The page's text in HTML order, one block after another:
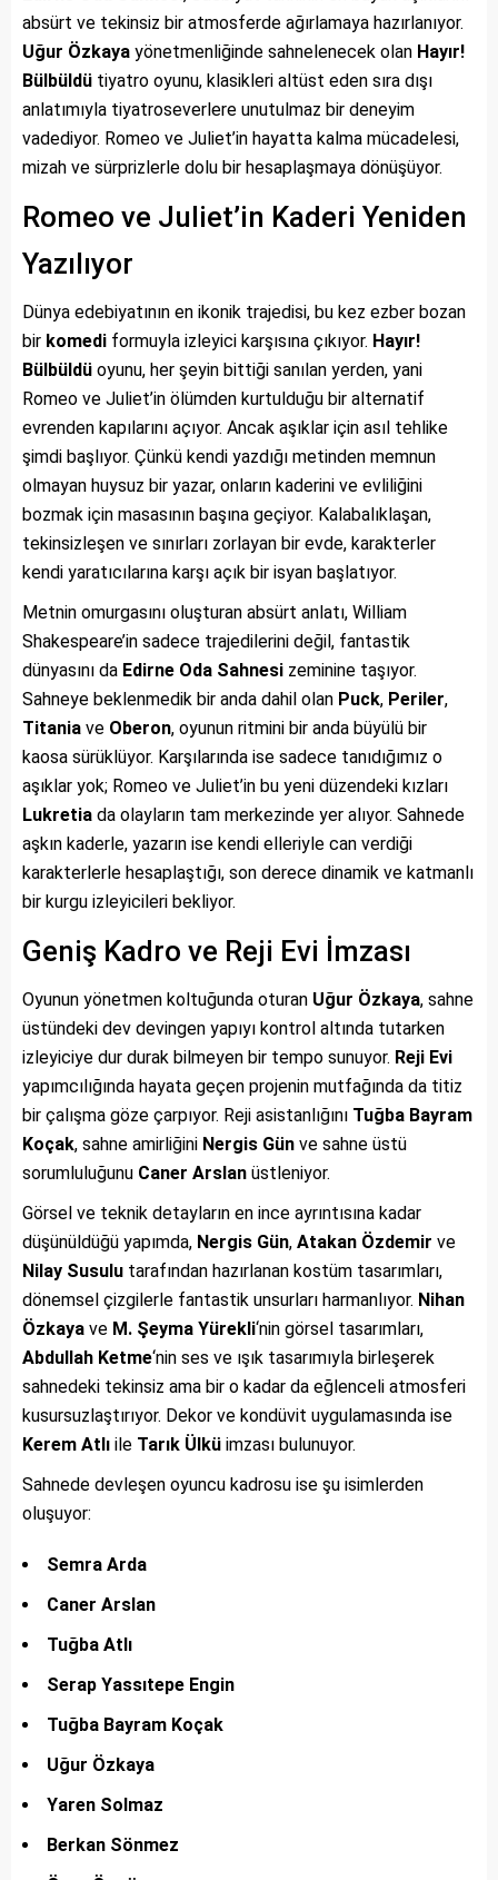
absürt ve tekinsiz bir atmosferde ağırlamaya hazırlanıyor.
Uğur Özkaya yönetmenliğinde sahnelenecek olan Hayır!
Bülbüldü tiyatro oyunu, klasikleri altüst eden sıra dışı
anlatımıyla tiyatroseverlere unutulmaz bir deneyim
vadediyor. Romeo ve Juliet’in hayatta kalma mücadelesi,
mizah ve sürprizlerle dolu bir hesaplaşmaya dönüşüyor.
Romeo ve Juliet’in Kaderi Yeniden
Yazılıyor
Dünya edebiyatının en ikonik trajedisi, bu kez ezber bozan
bir komedi formuyla izleyici karşısına çıkıyor. Hayır!
Bülbüldü oyunu, her şeyin bittiği sanılan yerden, yani
Romeo ve Juliet’in ölümden kurtulduğu bir alternatif
evrenden kapılarını açıyor. Ancak aşıklar için asıl tehlike
şimdi başlıyor. Çünkü kendi yazdığı metinden memnun
olmayan huysuz bir yazar, onların kaderini ve evliliğini
bozmak için masasının başına geçiyor. Kalabalıklaşan,
tekinsizleşen ve sınırları zorlayan bir evde, karakterler
kendi yaratıcılarına karşı açık bir isyan başlatıyor.
Metnin omurgasını oluşturan absürt anlatı, William
Shakespeare’in sadece trajedilerini değil, fantastik
dünyasını da Edirne Oda Sahnesi zeminine taşıyor.
Sahneye beklenmedik bir anda dahil olan Puck, Periler,
Titania ve Oberon, oyunun ritmini bir anda büyülü bir
kaosa sürüklüyor. Karşılarında ise sadece tanıdığımız o
aşıklar yok; Romeo ve Juliet’in bu yeni düzendeki kızları
Lukretia da olayların tam merkezinde yer alıyor. Sahnede
aşkın kaderle, yazarın ise kendi elleriyle can verdiği
karakterlerle hesaplaştığı, son derece dinamik ve katmanlı
bir kurgu izleyicileri bekliyor.
Geniş Kadro ve Reji Evi İmzası
Oyunun yönetmen koltuğunda oturan Uğur Özkaya, sahne
üstündeki dev devingen yapıyı kontrol altında tutarken
izleyiciye dur durak bilmeyen bir tempo sunuyor. Reji Evi
yapımcılığında hayata geçen projenin mutfağında da titiz
bir çalışma göze çarpıyor. Reji asistanlığını Tuğba Bayram
Koçak, sahne amirliğini Nergis Gün ve sahne üstü
sorumluluğunu Caner Arslan üstleniyor.
Görsel ve teknik detayların en ince ayrıntısına kadar
düşünüldüğü yapımda, Nergis Gün, Atakan Özdemir ve
Nilay Susulu tarafından hazırlanan kostüm tasarımları,
dönemsel çizgilerle fantastik unsurları harmanlıyor. Nihan
Özkaya ve M. Şeyma Yürekli‘nin görsel tasarımları,
Abdullah Ketme‘nin ses ve ışık tasarımıyla birleşerek
sahnedeki tekinsiz ama bir o kadar da eğlenceli atmosferi
kusursuzlaştırıyor. Dekor ve kondüvit uygulamasında ise
Kerem Atlı ile Tarık Ülkü imzası bulunuyor.
Sahnede devleşen oyuncu kadrosu ise şu isimlerden
oluşuyor:
Semra Arda
Caner Arslan
Tuğba Atlı
Serap Yassıtepe Engin
Tuğba Bayram Koçak
Uğur Özkaya
Yaren Solmaz
Berkan Sönmez